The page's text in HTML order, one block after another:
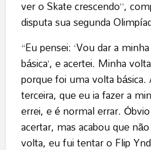
ver o Skate crescendo”,
disputa sua segunda
“Eu pensei: ‘Vou dar a
básica’, e acertei. Minha
porque foi uma volta básica.
terceira, que eu ia fazer a
errei, e é normal errar.
acertar, mas acabou que
volta, eu fui tentar o Flip